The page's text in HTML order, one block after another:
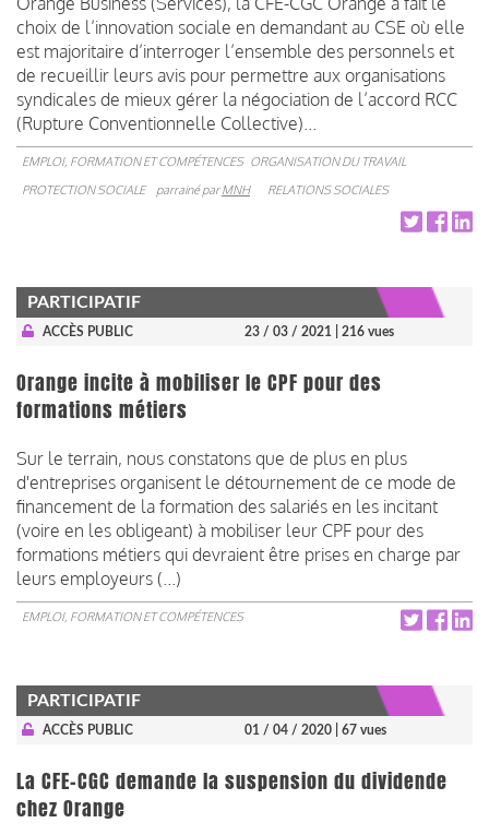
choix de l’innovation sociale en demandant au CSE où elle
est majoritaire d’interroger l’ensemble des personnels et
de recueillir leurs avis pour permettre aux organisations
syndicales de mieux gérer la négociation de l’accord RCC
(Rupture Conventionnelle Collective)...
EMPLOI, FORMATION ET COMPÉTENCES ORGANISATION DU TRAVAIL
PROTECTION SOCIALE
parrainé parMNH RELATIONS SOCIALES
PARTICIPATIF
ACCÈS PUBLIC 23 / 03 / 2021 | 216 vues
Orange incite à mobiliser le CPF pour des
formations métiers
Sur le terrain, nous constatons que de plus en plus
d'entreprises organisent le détournement de ce mode de
financement de la formation des salariés en les incitant
(voire en les obligeant) à mobiliser leur CPF pour des
formations métiers qui devraient être prises en charge par
leurs employeurs (...)
EMPLOI, FORMATION ET COMPÉTENCES
PARTICIPATIF
ACCÈS PUBLIC 01 / 04 / 2020 | 67 vues
La CFE-CGC demande la suspension du dividende
chez Orange